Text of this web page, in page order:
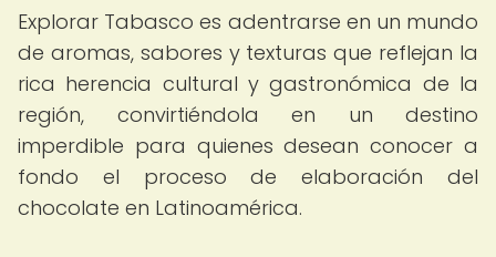
Explorar Tabasco es adentrarse en un mundo
de aromas, sabores y texturas que reflejan la
rica herencia cultural y gastronómica de la
región, convirtiéndola en un destino
imperdible para quienes desean conocer a
fondo el proceso de elaboración del
chocolate en Latinoamérica.